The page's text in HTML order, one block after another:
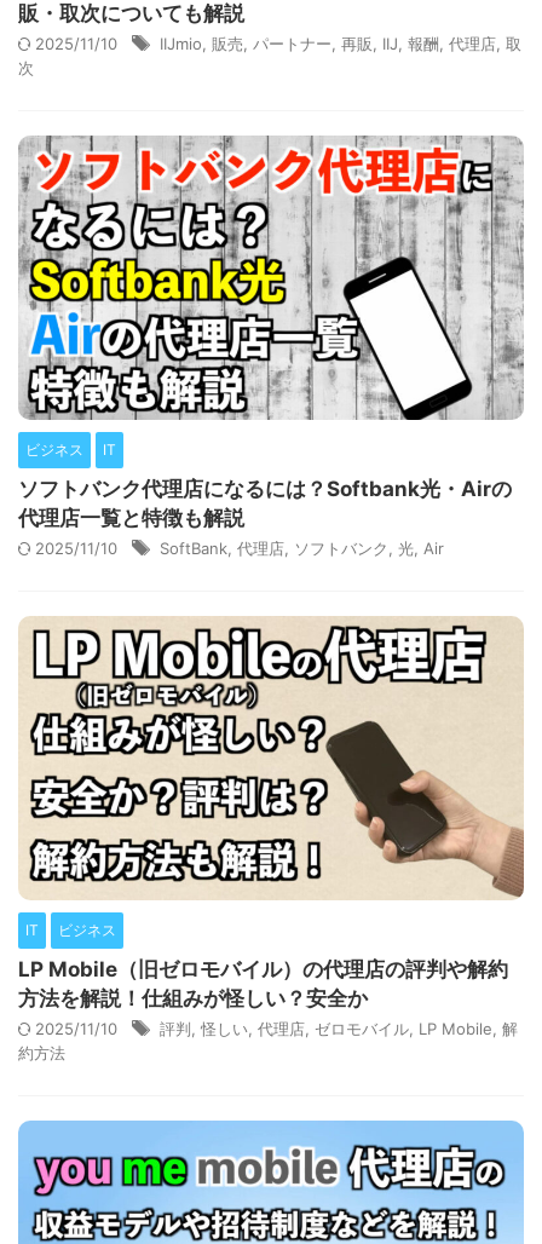
販・取次についても解説
2025/11/10 IIJmio 販売 パートナー 再販 IIJ 報酬 代理店 取
次
ビジネス IT
ソフトバンク代理店になるには？Softbank光・Airの
代理店一覧と特徴も解説
2025/11/10 SoftBank 代理店 ソフトバンク 光 Air
IT ビジネス
LP Mobile（旧ゼロモバイル）の代理店の評判や解約
方法を解説！仕組みが怪しい？安全か
2025/11/10 評判 怪しい 代理店 ゼロモバイル LP Mobile 解
約方法